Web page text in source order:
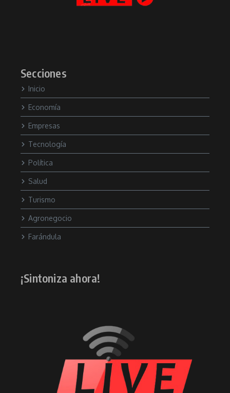
Secciones
Inicio
Economía
Empresas
Tecnología
Política
Salud
Turismo
Agronegocio
Farándula
¡Sintoniza ahora!